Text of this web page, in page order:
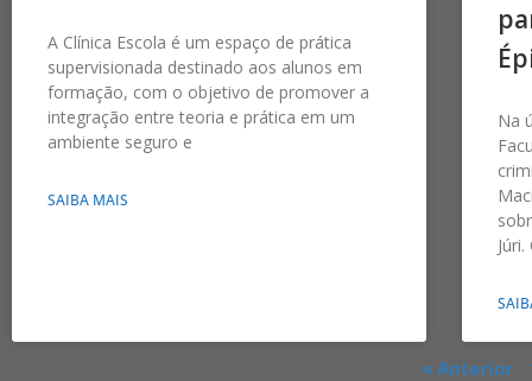
A Clínica Escola é um espaço de prática
supervisionada destinado aos alunos em
formação, com o objetivo de promover a
integração entre teoria e prática em um
ambiente seguro e
SAIBA MAIS
Na
« Anterior